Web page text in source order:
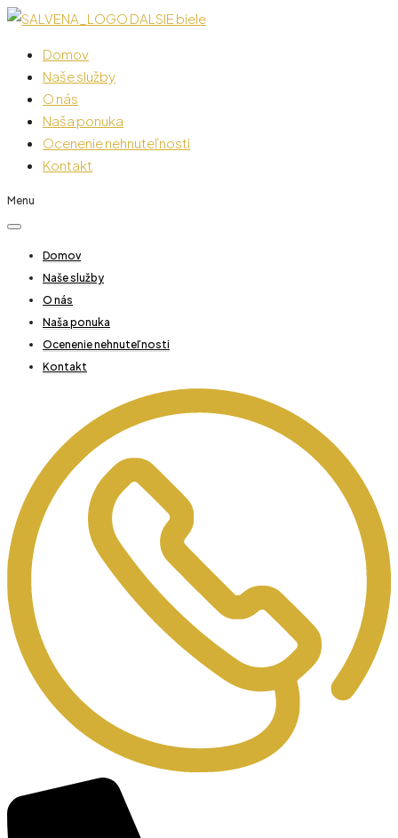
Domov
Naše služby
O nás
Naša ponuka
Ocenenie nehnuteľnosti
Kontakt
Menu
Domov
Naše služby
O nás
Naša ponuka
Ocenenie nehnuteľnosti
Kontakt